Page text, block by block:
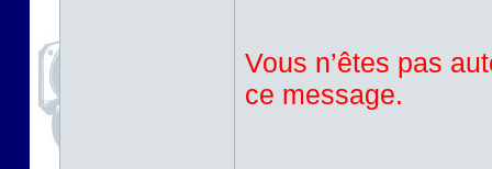
Vous n’êtes pas
ce message.